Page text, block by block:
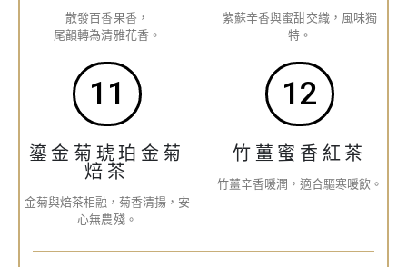
散發百香果香，
尾韻轉為清雅花香。
紫蘇辛香與蜜甜交織，風味獨
特。
11
鎏金菊琥珀金菊
焙茶
金菊與焙茶相融，菊香清揚，安
心無農殘。
12
竹薑蜜香紅茶
竹薑辛香暖潤，適合驅寒暖飲。